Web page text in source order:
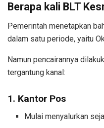
Berapa kali BLT
Pemerintah menetapkan
dalam satu periode, yaitu
Namun pencairannya
tergantung kanal:
1. Kantor Pos
Mulai menyalurkan